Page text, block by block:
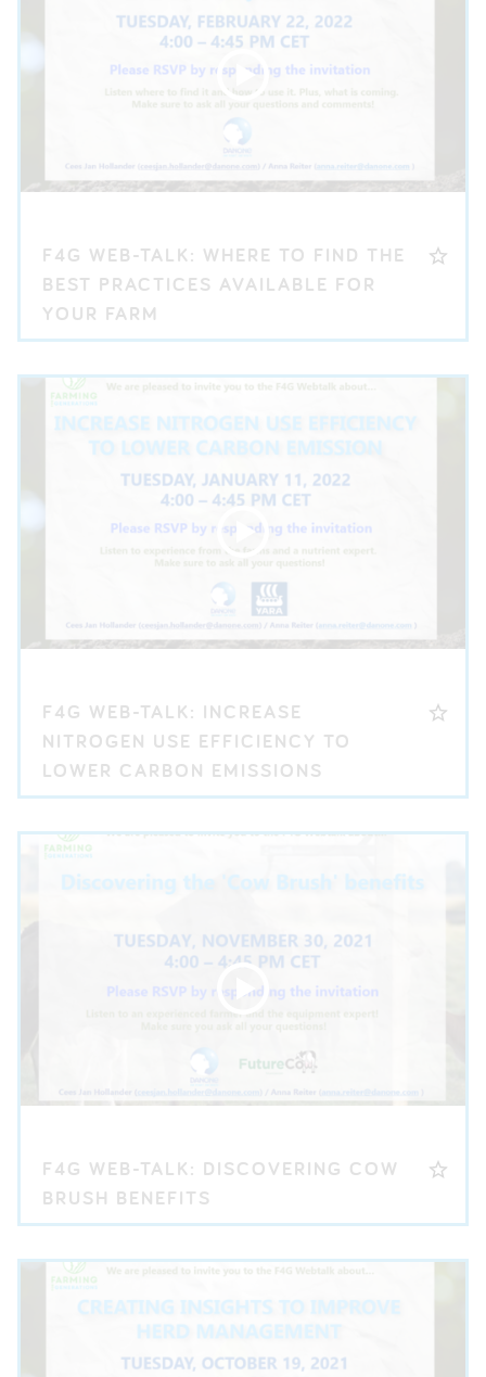
F4G WEB-TALK: WHERE TO FIND THE
BEST PRACTICES AVAILABLE FOR
YOUR FARM
F4G WEB-TALK: INCREASE
NITROGEN USE EFFICIENCY TO
LOWER CARBON EMISSIONS
F4G WEB-TALK: DISCOVERING COW
BRUSH BENEFITS